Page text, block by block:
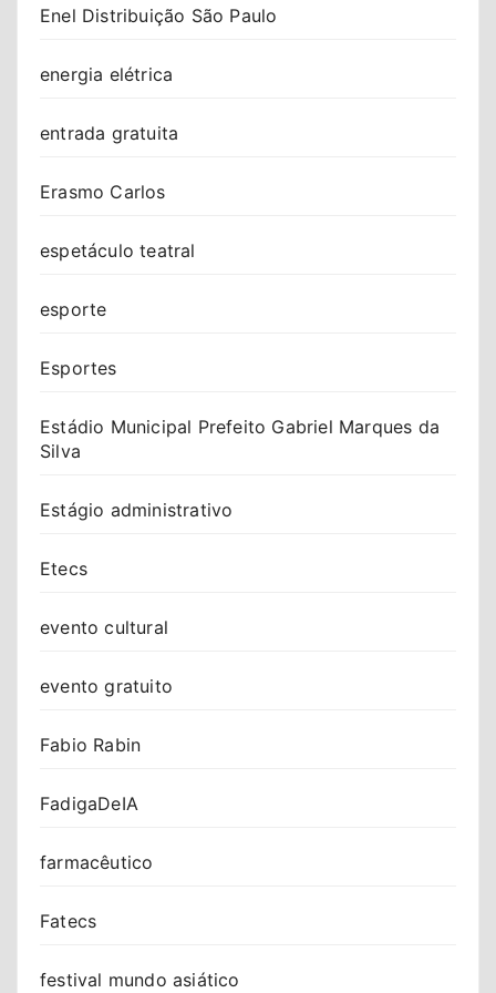
Enel Distribuição São Paulo
energia elétrica
entrada gratuita
Erasmo Carlos
espetáculo teatral
esporte
Esportes
Estádio Municipal Prefeito Gabriel Marques da
Silva
Estágio administrativo
Etecs
evento cultural
evento gratuito
Fabio Rabin
FadigaDeIA
farmacêutico
Fatecs
festival mundo asiático